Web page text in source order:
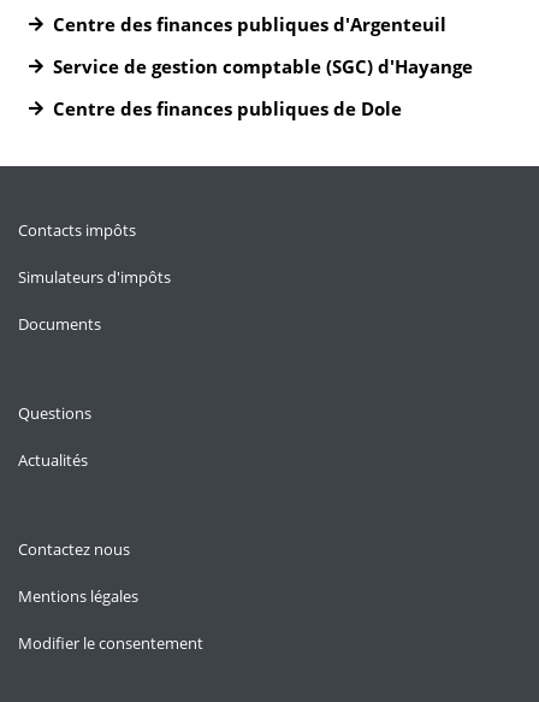
Centre des finances publiques d'Argenteuil
Service de gestion comptable (SGC) d'Hayange
Centre des finances publiques de Dole
Contacts impôts
Simulateurs d'impôts
Documents
Questions
Actualités
Contactez nous
Mentions légales
Modifier le consentement